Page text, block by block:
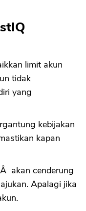
limit akun
tidak
yang
kebijakan
kapan
akan cenderung
Apalagi jika